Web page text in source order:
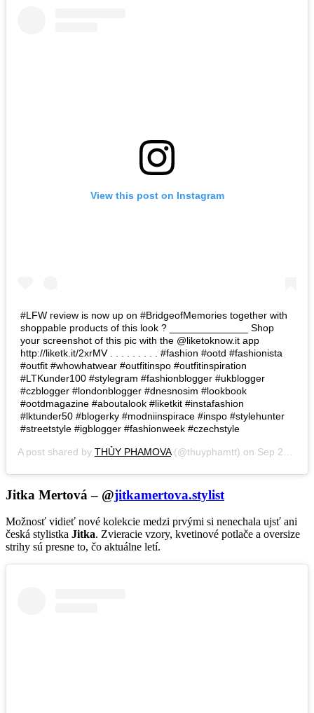
View this post on Instagram
#LFW review is now up on #BridgeofMemories together with
shoppable products of this look ? ______________ Shop
your screenshot of this pic with the @liketoknow.it app
http://liketk.it/2xrMV . . . . . . . . . #fashion #ootd #fashionista
#outfit #whowhatwear #outfitinspo #outfitinspiration
#LTKunder100 #stylegram #fashionblogger #ukblogger
#czblogger #londonblogger #dnesnosim #lookbook
#ootdmagazine #aboutalook #liketkit #instafashion
#lktunder50 #blogerky #modniinspirace #inspo #stylehunter
#streetstyle #igblogger #fashionweek #czechstyle
A post shared by THỦY PHAMOVA(@thuyphamtt) on Sep 22, 2018 at 1:07pm PDT
Jitka Mertová – @jitkamertova.stylist
Možnosť vidieť nové kolekcie medzi prvými si nenechala ujsť ani
česká stylistka Jitka. Zvieracie vzory, kvetinové potlače a oversize
strihy sú presne to, čo aktuálne letí.